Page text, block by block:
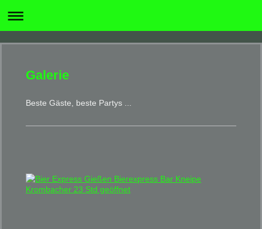
Galerie
Beste Gäste, beste Partys ...